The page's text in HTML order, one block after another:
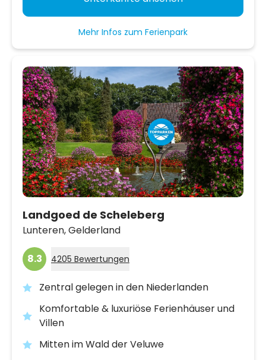
Mehr Infos zum Ferienpark
Landgoed de Scheleberg
Lunteren,Gelderland
8.3 4205 Bewertungen
Zentral gelegen in den Niederlanden
Komfortable & luxuriöse Ferienhäuser und
Villen
Mitten im Wald der Veluwe